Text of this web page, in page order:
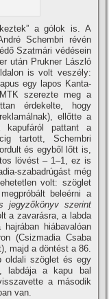
a gólok is. A
Schembri révén
Szatmári védésein
után Prukner László
is volt veszély:
egy lapos Kanta-
szerezte meg a
érdekelte, hogy
ellőtte a
pattant a
tartott, Schembri
és egyből lőtt is,
lövést – 1–1, ez is
szabadrúgást még
volt: szöglet
beleérni a
jegyzőkönyv szerint
a zavarásra, a labda
hiábavalóan
(Csizmadia Csaba
majd a döntést a 86.
oldali szöglet és egy
labdája a kapu bal
a második
van.